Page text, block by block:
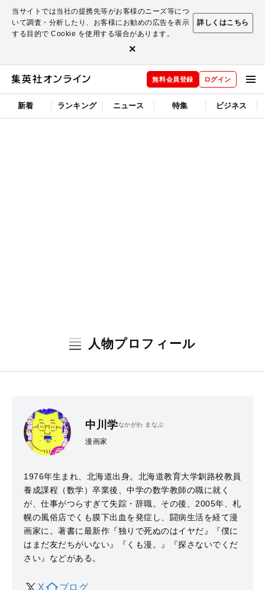
当サイトでは当社の提携先等がお客様のニーズ等につ
いて調査・分析したり、お客様にお勧めの広告を表示
する目的で Cookie を使用する場合があります。
詳しくはこちら
×
無料会員登録 ログイン
新着 ランキング ニュース 特集 ビジネス
人物プロフィール
中川学なかがわ まなぶ
漫画家
1976年生まれ、北海道出身。北海道教育大学釧路校教員
養成課程（数学）卒業後、中学の数学教師の職に就く
が、仕事がつらすぎて失踪・辞職。その後、2005年、札
幌の風俗店でくも膜下出血を発症し、闘病生活を経て漫
画家に。著書に最新作『独りで死ぬのはイヤだ』『僕に
はまだ友だちがいない』『くも漫。』『探さないでくだ
さい』などがある。
X ブログ